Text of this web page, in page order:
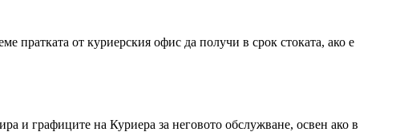
пратката от куриерския офис да получи в срок стоката, ако е
и графиците на Куриера за неговото обслужване, освен ако в